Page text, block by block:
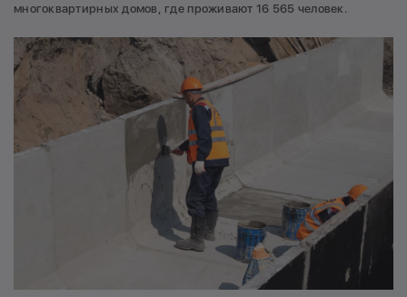
многоквартирных домов, где проживают 16 565 человек.